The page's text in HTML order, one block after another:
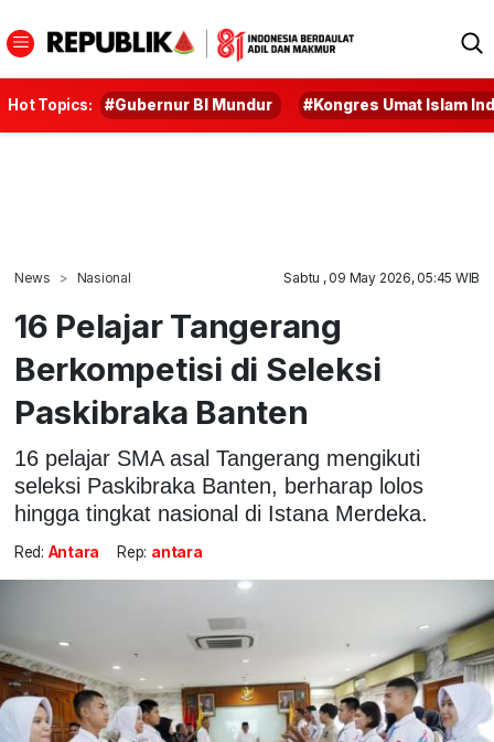
Hot Topics: #Gubernur BI Mundur #Kongres Umat Islam
News Nasional Sabtu , 09 May 2026, 05:45 WIB
16 Pelajar Tangerang
Berkompetisi di Seleksi
Paskibraka Banten
16 pelajar SMA asal Tangerang mengikuti
seleksi Paskibraka Banten, berharap lolos
hingga tingkat nasional di Istana Merdeka.
Red: Antara Rep: antara